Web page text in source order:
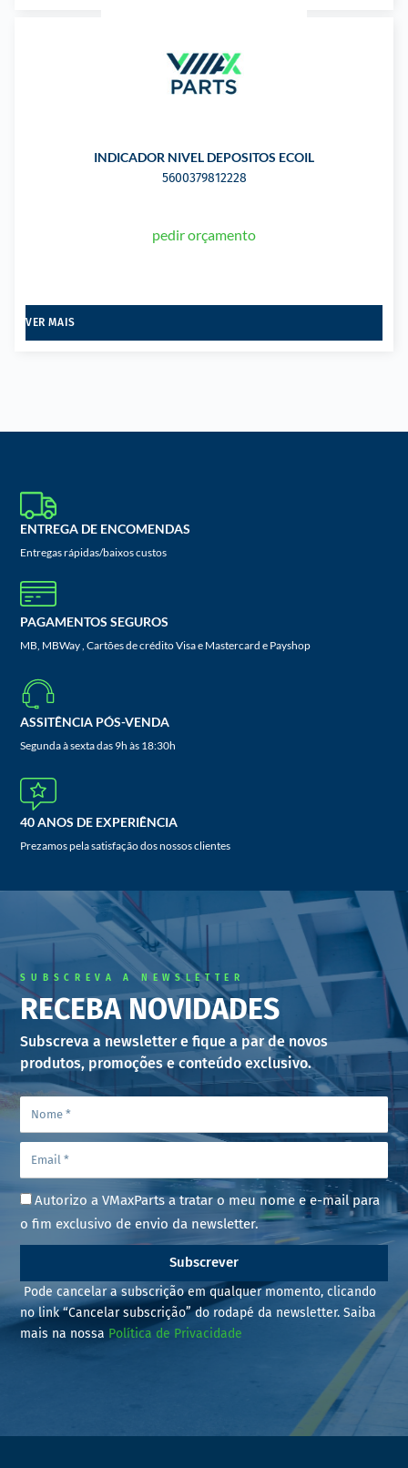
INDICADOR NIVEL DEPOSITOS ECOIL
5600379812228
pedir orçamento
VER MAIS
ENTREGA DE ENCOMENDAS
Entregas rápidas/baixos custos
PAGAMENTOS SEGUROS
MB, MBWay , Cartões de crédito Visa e Mastercard e Payshop
ASSITÊNCIA PÓS-VENDA
Segunda à sexta das 9h às 18:30h
40 ANOS DE EXPERIÊNCIA
Prezamos pela satisfação dos nossos clientes
SUBSCREVA A NEWSLETTER
RECEBA NOVIDADES
Subscreva a newsletter e fique a par de novos
produtos, promoções e conteúdo exclusivo.
Autorizo a VMaxParts a tratar o meu nome e e-mail para
o fim exclusivo de envio da newsletter.
Subscrever
Pode cancelar a subscrição em qualquer momento, clicando
no link “Cancelar subscrição” do rodapé da newsletter. Saiba
mais na nossa Política de Privacidade